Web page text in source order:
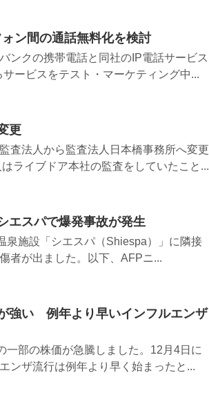
ン間の通話無料化を検討
ンクの携帯電話と同社のIP電話サービス
ービスをテスト・マーケティング中...
更
査法人から監査法人日本橋事務所へ変更
ライブドア本社の監査をしていたこと...
エスパで爆発事故が発生
泉施設「シエスパ（Shiespa）」に隣接
者が出ました。以下、AFPニ...
強い 例年より早いインフルエンザ
一部の株価が急騰しました。12月4日に
ンザ流行は例年より早く始まったと...